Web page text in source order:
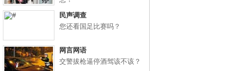
民声调查
您还看国足比赛吗？
网言网语
交警拔枪逼停酒驾该不该？